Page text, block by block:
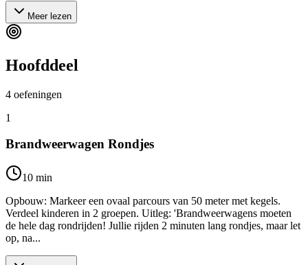
Meer lezen
Hoofddeel
4 oefeningen
1
Brandweerwagen Rondjes
10 min
Opbouw: Markeer een ovaal parcours van 50 meter met kegels.
Verdeel kinderen in 2 groepen. Uitleg: 'Brandweerwagens moeten
de hele dag rondrijden! Jullie rijden 2 minuten lang rondjes, maar let
op, na...